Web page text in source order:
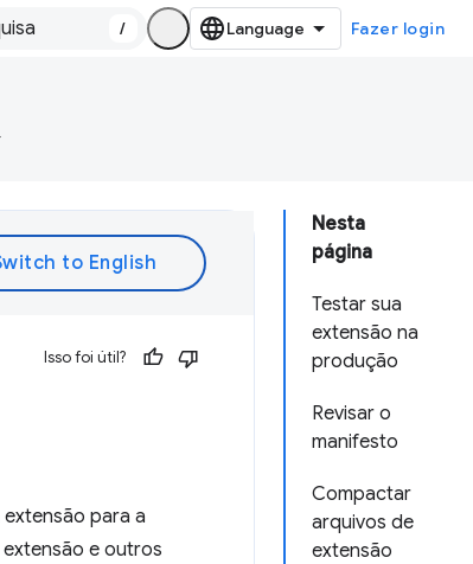
/ Fazer login
Nesta
página
Testar sua
extensão na
produção
Revisar o
manifesto
Compactar
arquivos de
extensão
Isso foi útil?
para a
e outros